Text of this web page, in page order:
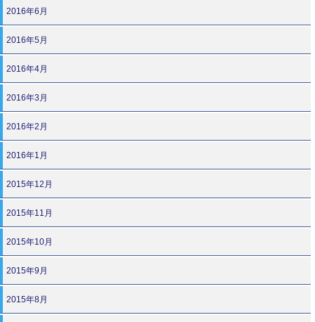
2016年6月
2016年5月
2016年4月
2016年3月
2016年2月
2016年1月
2015年12月
2015年11月
2015年10月
2015年9月
2015年8月